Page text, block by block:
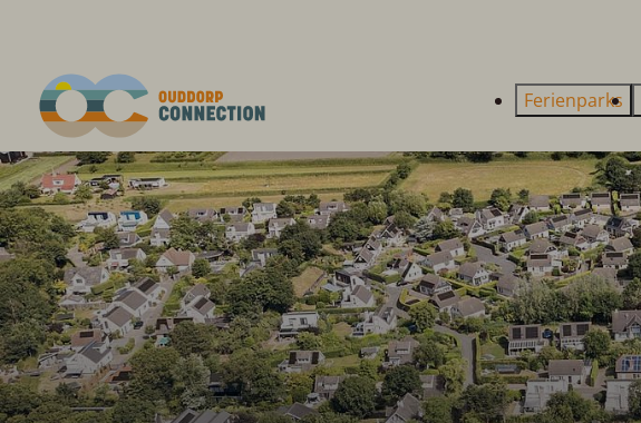
Ferienparks